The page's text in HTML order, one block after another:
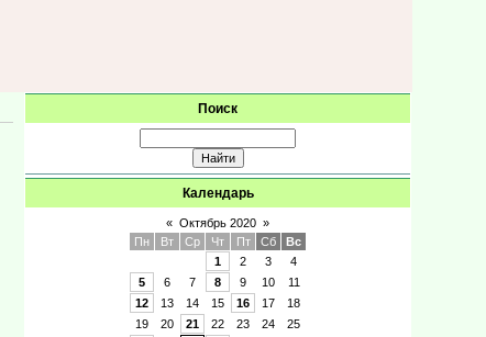
Поиск
Календарь
« Октябрь 2020 »
Пн
Вт Ср Чт Пт Сб
Вс
1
2 3
4
5
6 7 8 9 10
11
12
13 14 15 16 17
18
19
20 21 22 23 24
25